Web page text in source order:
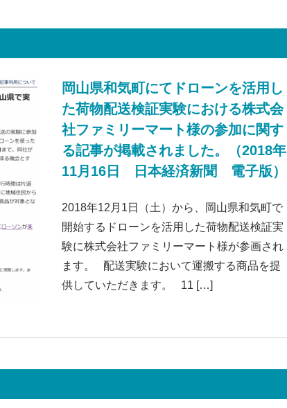
岡山県和気町にてドローンを活用し
た荷物配送検証実験における株式会
社ファミリーマート様の参加に関す
る記事が掲載されました。（2018年
11月16日 日本経済新聞 電子版）
2018年12月1日（土）から、岡山県和気町で
開始するドローンを活用した荷物配送検証実
験に株式会社ファミリーマート様が参画され
ます。 配送実験において運搬する商品を提
供していただきます。 11 […]